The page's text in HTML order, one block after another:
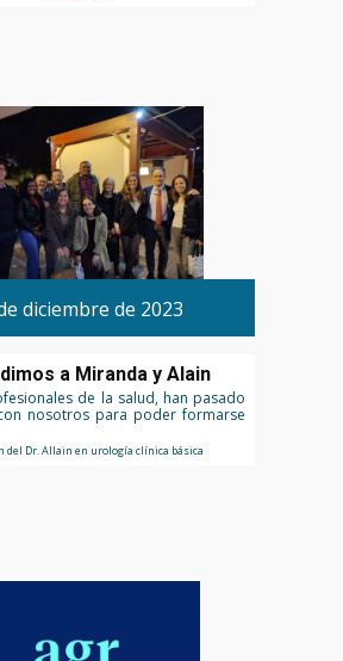
diciembre de 2023
a Miranda y Alain
de la salud, han pasado
nosotros para poder formarse
del Dr. Allain en urología clínica básica